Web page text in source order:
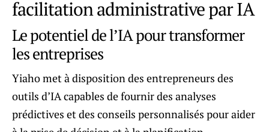
facilitation administrative par IA
Le potentiel de l’IA pour transformer
les entreprises
Yiaho met à disposition des entrepreneurs des
outils d’IA capables de fournir des analyses
prédictives et des conseils personnalisés pour aider